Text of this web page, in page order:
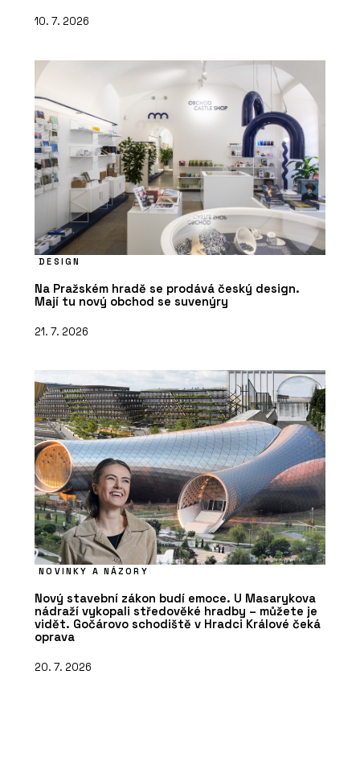
10. 7. 2026
DESIGN
Na Pražském hradě se prodává český design.
Mají tu nový obchod se suvenýry
21. 7. 2026
NOVINKY A NÁZORY
Nový stavební zákon budí emoce. U Masarykova
nádraží vykopali středověké hradby – můžete je
vidět. Gočárovo schodiště v Hradci Králové čeká
oprava
20. 7. 2026